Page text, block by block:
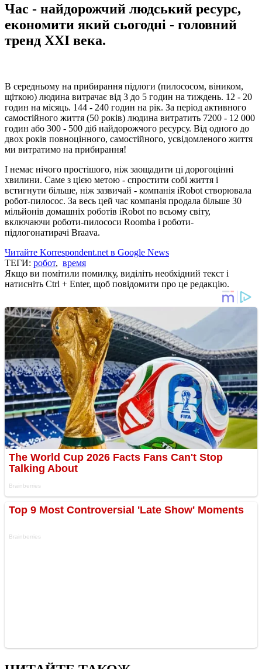
Час - найдорожчий людський ресурс,
економити який сьогодні - головний
тренд XXI века.
В середньому на прибирання підлоги (пилососом, віником,
щіткою) людина витрачає від 3 до 5 годин на тиждень. 12 - 20
годин на місяць. 144 - 240 годин на рік. За період активного
самостійного життя (50 років) людина витратить 7200 - 12 000
годин або 300 - 500 діб найдорожчого ресурсу. Від одного до
двох років повноцінного, самостійного, усвідомленого життя
ми витратимо на прибирання!
І немає нічого простішого, ніж заощадити ці дорогоцінні
хвилини. Саме з цією метою - спростити собі життя і
встигнути більше, ніж зазвичай - компанія iRobot створювала
робот-пилосос. За весь цей час компанія продала більше 30
мільйонів домашніх роботів iRobot по всьому світу,
включаючи роботи-пилососи Roomba і роботи-
підлогонатирачі Braava.
Читайте Korrespondent.net в Google News
ТЕГИ: робот, время
Якщо ви помітили помилку, виділіть необхідний текст і
натисніть Ctrl + Enter, щоб повідомити про це редакцію.